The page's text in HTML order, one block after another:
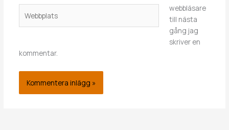
webbläsare
till nästa
gång jag
skriver en
kommentar.